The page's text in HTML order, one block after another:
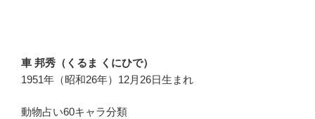
車 邦秀（くるま くにひで）
1951年（昭和26年）12月26日生まれ
動物占い60キャラ分類